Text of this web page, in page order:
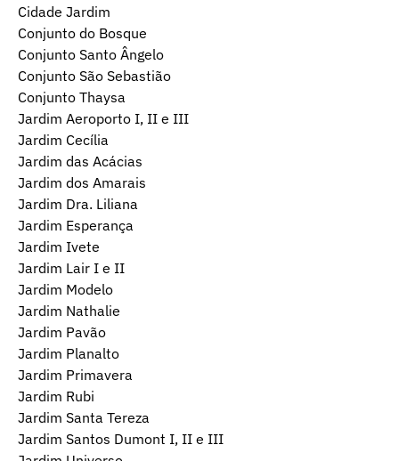
Cidade Jardim
Conjunto do Bosque
Conjunto Santo Ângelo
Conjunto São Sebastião
Conjunto Thaysa
Jardim Aeroporto I, II e III
Jardim Cecília
Jardim das Acácias
Jardim dos Amarais
Jardim Dra. Liliana
Jardim Esperança
Jardim Ivete
Jardim Lair I e II
Jardim Modelo
Jardim Nathalie
Jardim Pavão
Jardim Planalto
Jardim Primavera
Jardim Rubi
Jardim Santa Tereza
Jardim Santos Dumont I, II e III